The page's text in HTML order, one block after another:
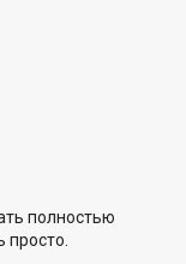
полностью
просто.